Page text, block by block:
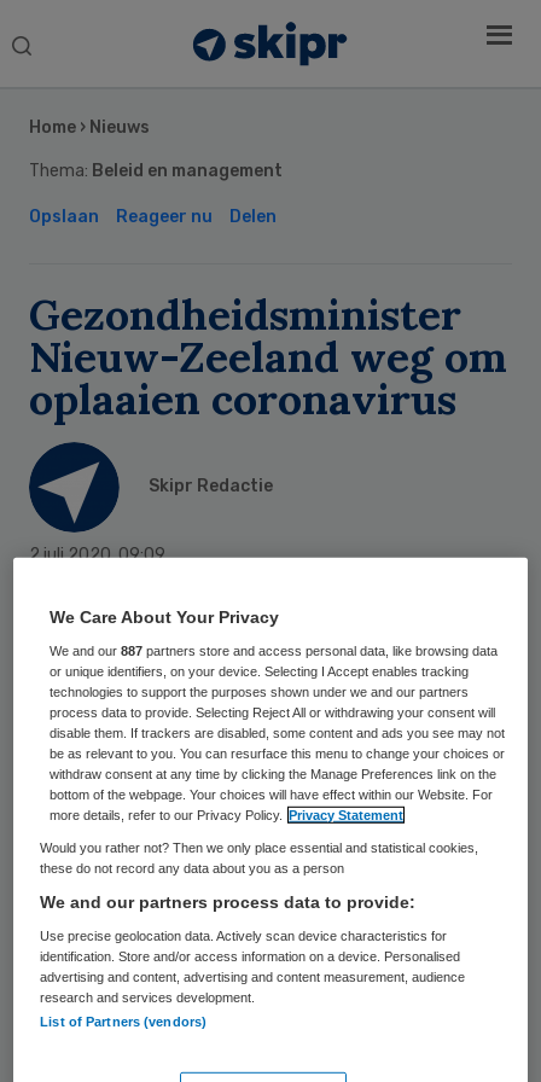
Search
Home › Nieuws
Thema: Beleid en management
Opslaan Reageer nu Delen
Gezondheidsminister
Nieuw-Zeeland weg om
oplaaien coronavirus
Skipr Redactie
2 juli 2020,09:09
WELLINGTON (ANP) – David Clark, minister
vanVolksgezondheidin Nieuw-Zeeland,
heeft zijn ontslag ingediend na recente
misstappen van zijn departement en
persoonlijke fouten in de aanpak van de
coronacrisis. Het land heeft de afgelopen
weken te maken met nieuwe
coronabesmettingen nadat de groei van het
aantal gevallen afgelopen maand tot nul
was teruggebracht.
Sidebar
We Care About Your Privacy
We and our887 partners store and access personal data, like browsing data
or unique identifiers, on your device. Selecting I Accept enables tracking
technologies to support the purposes shown under we and our partners
process data to provide. Selecting Reject All or withdrawing your consent will
disable them. If trackers are disabled, some content and ads you see may not
be as relevant to you. You can resurface this menu to change your choices or
withdraw consent at any time by clicking the Manage Preferences link on the
bottom of the webpage. Your choices will have effect within our Website. For
more details, refer to our Privacy Policy.
Privacy Statement
Would you rather not? Then we only place essential and statistical cookies,
these do not record any data about you as a person
We and our partners process data to provide:
Use precise geolocation data. Actively scan device characteristics for
identification. Store and/or access information on a device. Personalised
advertising and content, advertising and content measurement, audience
research and services development.
List of Partners (vendors)